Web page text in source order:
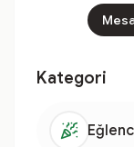
Kategori